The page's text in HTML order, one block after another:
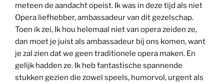
meteen de aandacht opeist. Ik was in deze tijd als niet
Opera liefhebber, ambassadeur van dit gezelschap.
Toen ik zei, Ik hou helemaal niet van opera zeiden ze,
dan moet je juist als ambassadeur bij ons komen, want
je zal zien dat we geen traditionele opera maken. En
gelijk hadden ze. Ik heb fantastische spannende
stukken gezien die zowel speels, humorvol, urgent als